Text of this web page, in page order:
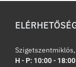
H - P: 10:00 - 18:00